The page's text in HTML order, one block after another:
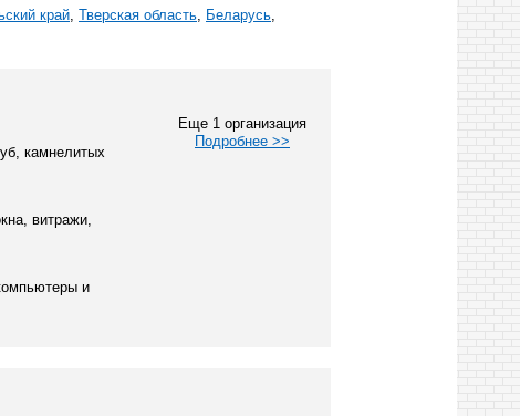
край, Тверская область, Беларусь,
Еще 1 организация
Подробнее >>
камнелитых
витражи,
и